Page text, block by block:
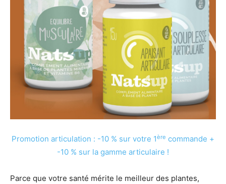
Promotion articulation : -10 % sur votre 1ère commande +
-10 % sur la gamme articulaire !
Parce que votre santé mérite le meilleur des plantes,